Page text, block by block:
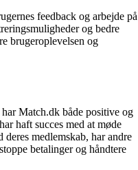
feedback og arbejde på
og bedre
brugeroplevelsen og
Match.dk både positive og
haft succes med at møde
medlemskab, har andre
betalinger og håndtere